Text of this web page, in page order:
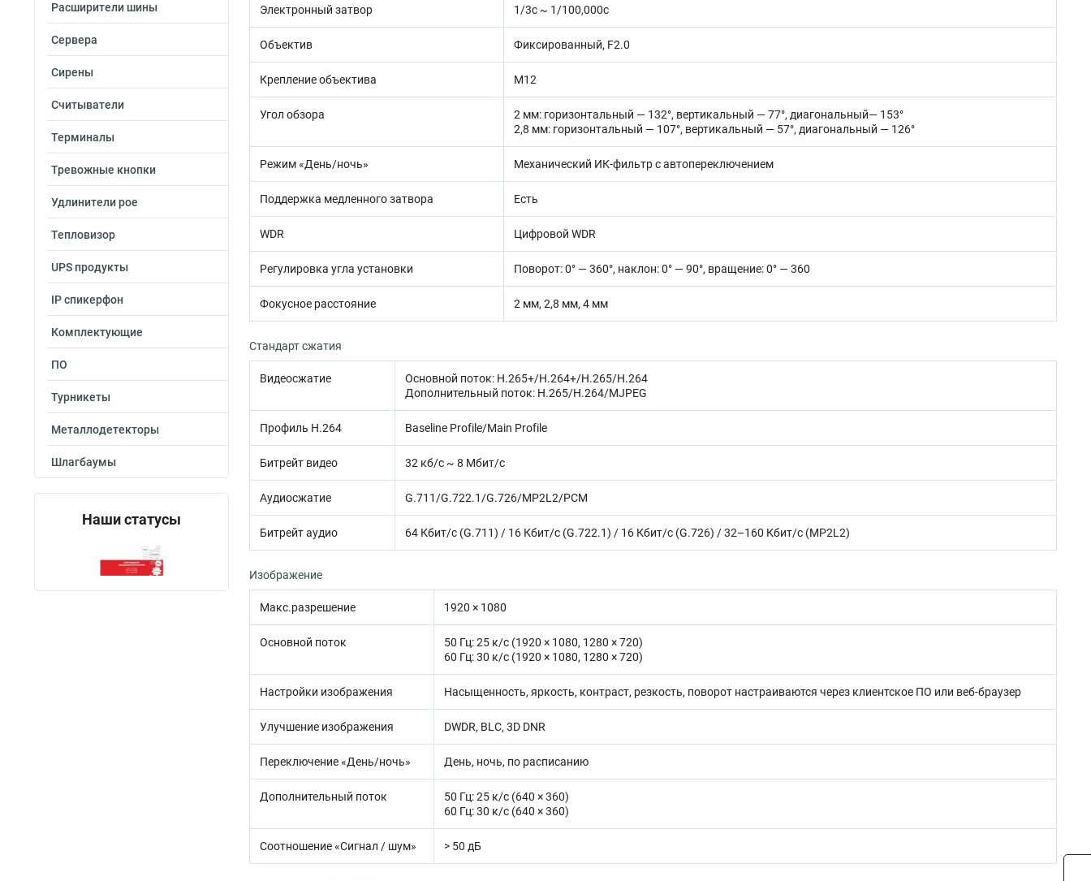
Расширители шины
Сервера
Сирены
Считыватели
Терминалы
Тревожные кнопки
Удлинители poe
Тепловизор
UPS продукты
IP спикерфон
Комплектующие
ПО
Турникеты
Металлодетекторы
Шлагбаумы
Наши статусы
Электронный затвор 1/3с ~ 1/100,000с
Объектив Фиксированный, F2.0
Крепление объектива М12
Угол обзора
2 мм: горизонтальный — 132°, вертикальный — 77°, диагональный— 153°
2,8 мм: горизонтальный — 107°, вертикальный — 57°, диагональный — 126°
Режим «День/ночь» Механический ИК-фильтр с автопереключением
Поддержка медленного затвора Есть
WDR Цифровой WDR
Регулировка угла установки Поворот: 0° — 360°, наклон: 0° — 90°, вращение: 0° — 360
Фокусное расстояние 2 мм, 2,8 мм, 4 мм
Стандарт сжатия
Видеосжатие
Основной поток: H.265+/H.264+/H.265/H.264
Дополнительный поток: H.265/H.264/MJPEG
Профиль H.264 Baseline Profile/Main Profile
Битрейт видео 32 кб/с ~ 8 Мбит/с
Аудиосжатие G.711/G.722.1/G.726/MP2L2/PCM
Битрейт аудио 64 Кбит/с (G.711) / 16 Кбит/с (G.722.1) / 16 Кбит/с (G.726) / 32–160 Кбит/с (MP2L2)
Изображение
Макс.разрешение 1920 × 1080
Основной поток
50 Гц: 25 к/с (1920 × 1080, 1280 × 720)
60 Гц: 30 к/с (1920 × 1080, 1280 × 720)
Настройки изображения Насыщенность, яркость, контраст, резкость, поворот настраиваются через клиентское ПО или веб-браузер
Улучшение изображения DWDR, BLC, 3D DNR
Переключение «День/ночь» День, ночь, по расписанию
Дополнительный поток
50 Гц: 25 к/с (640 × 360)
60 Гц: 30 к/с (640 × 360)
Соотношение «Сигнал / шум» > 50 дБ